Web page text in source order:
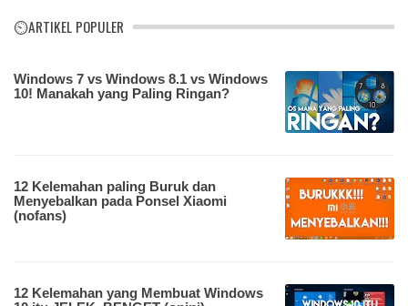
⏲ARTIKEL POPULER
Windows 7 vs Windows 8.1 vs Windows
10! Manakah yang Paling Ringan?
12 Kelemahan paling Buruk dan
Menyebalkan pada Ponsel Xiaomi
(nofans)
12 Kelemahan yang Membuat Windows